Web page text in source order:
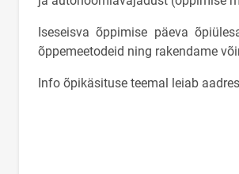
Iseseisva õppimise päeva
õppemeetodeid ning rakendame
Info õpikäsituse teemal leiab